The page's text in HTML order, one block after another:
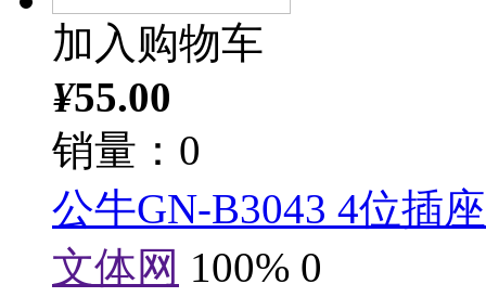
加入购物车
¥55.00
销量：0
公牛GN-B3043 4位插
文体网 100% 0